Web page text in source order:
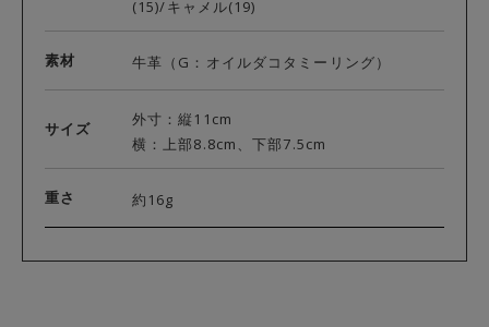
(15)/キャメル(19)
素材 牛革（G：オイルダコタミーリング）
サイズ
外寸：縦11cm
横：上部8.8cm、下部7.5cm
重さ 約16g